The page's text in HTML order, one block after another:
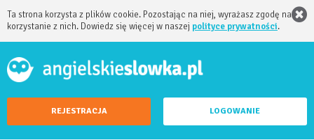
Ta strona korzysta z plików cookie. Pozostając na niej, wyrażasz zgodę na
korzystanie z nich. Dowiedz się więcej w naszej polityce prywatności.
REJESTRACJA LOGOWANIE